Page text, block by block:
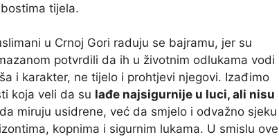
tijela.
u Crnoj Gori raduju se bajramu, jer su
potvrdili da ih u životnim odlukama vodi
i karakter, ne tijelo i prohtjevi njegovi. Izađimo
koja veli da su lađe najsigurnije u luci, ali nisu
miruju usidrene, već da smjelo i odvažno sjeku
kopnima i sigurnim lukama. U smislu ove